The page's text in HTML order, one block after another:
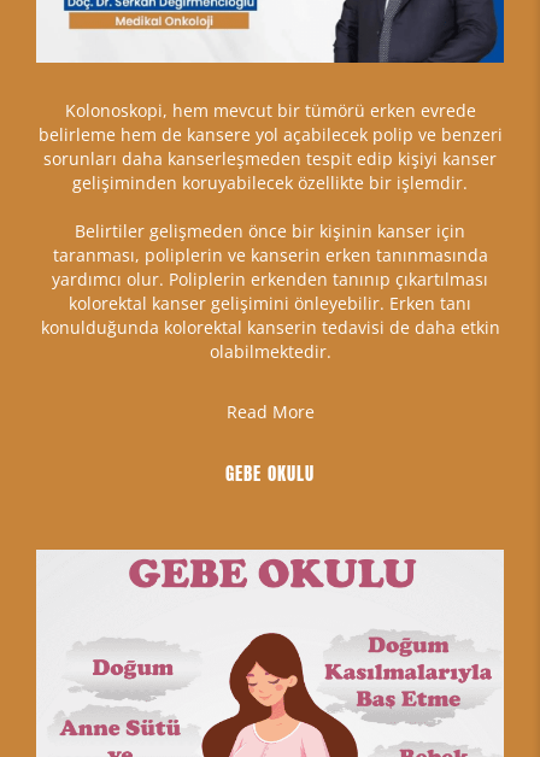
Kolonoskopi, hem mevcut bir tümörü erken evrede
belirleme hem de kansere yol açabilecek polip ve benzeri
sorunları daha kanserleşmeden tespit edip kişiyi kanser
gelişiminden koruyabilecek özellikte bir işlemdir.
Belirtiler gelişmeden önce bir kişinin kanser için
taranması, poliplerin ve kanserin erken tanınmasında
yardımcı olur. Poliplerin erkenden tanınıp çıkartılması
kolorektal kanser gelişimini önleyebilir. Erken tanı
konulduğunda kolorektal kanserin tedavisi de daha etkin
olabilmektedir.
Read More
GEBE OKULU